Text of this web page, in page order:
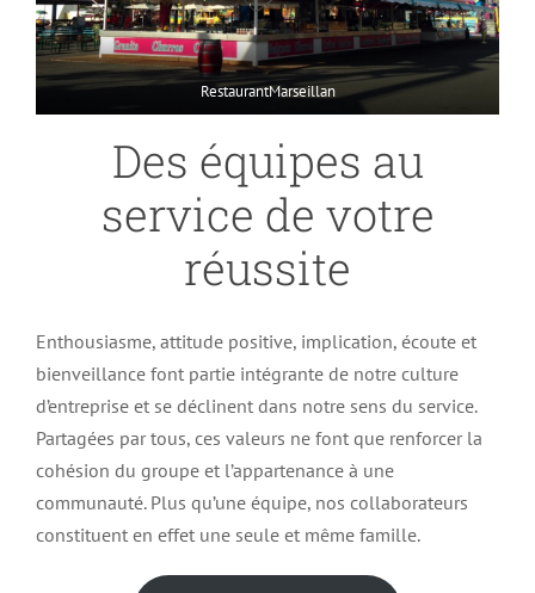
RestaurantMarseillan
Des équipes au
service de votre
réussite
Enthousiasme, attitude positive, implication, écoute et
bienveillance font partie intégrante de notre culture
d’entreprise et se déclinent dans notre sens du service.
Partagées par tous, ces valeurs ne font que renforcer la
cohésion du groupe et l’appartenance à une
communauté. Plus qu’une équipe, nos collaborateurs
constituent en effet une seule et même famille.